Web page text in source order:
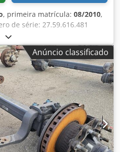
, primeira matrícula: 08/2010,
de série: 27.59.616.481
em estoque mais de 100
se não encontrar o que
Anúncio classificado